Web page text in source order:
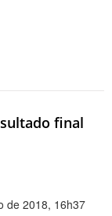
final
de 2018, 16h37